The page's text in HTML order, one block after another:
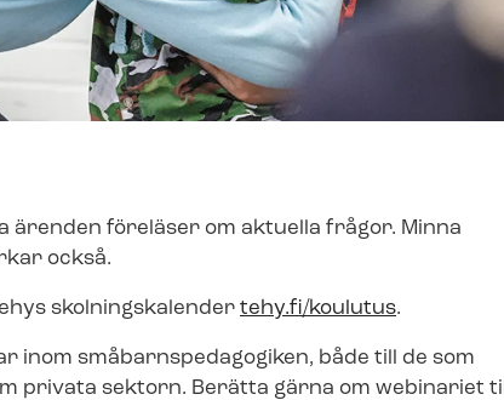
ärenden föreläser om aktuella frågor. Minna
också.
skolningskalender tehy.fi/koulutus.
inom små­barnspe­da­go­gi­ken, både till de som
privata sektorn. Berätta gärna om webinariet till